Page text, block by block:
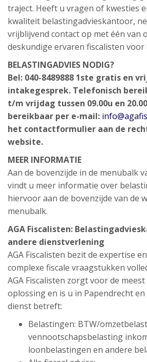
traject. Heeft u vragen of kwesties
kwaliteit belastingadvieskantoor,
vrijblijvend contact op met één van
deskundige ervaren fiscalisten
BELASTINGADVIES NODIG?
Bel: 040-8489888 1ste gratis en
intakegesprek. Telefonisch
t/m vrijdag tussen 09.00u en
bereikbaar per e-mail:
het contactformulier aan de
website.
MEER INFORMATIE
Aan de bovenzijde in de menubalk
vindt u meer informatie over
hiervoor aan de bovenzijde van de
menubalk.
AGA Fiscalisten:
andere dienstverlening
AGA Fiscalisten bezit de expertise
complexe fiscale vraagstukken
AGA Fiscalisten zorgt voor de
oplossing en is u in Papendrecht
dienst betreft:
Belastingen: BTW/
vennootschapsbelasting
loonbelastingen en andere